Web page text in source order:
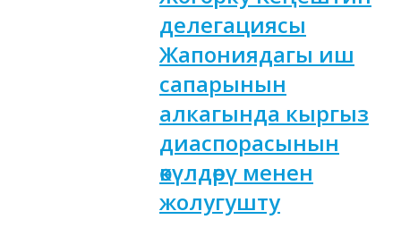
делегациясы
Жапониядагы иш
сапарынын
алкагында кыргыз
диаспорасынын
өкүлдөрү менен
жолугушту